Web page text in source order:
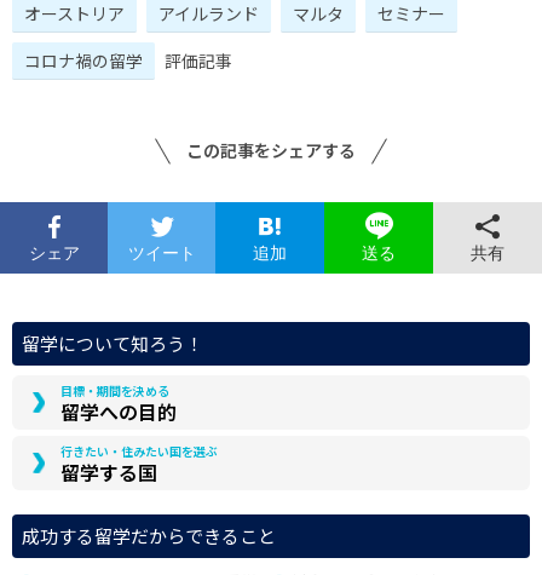
オーストリア
アイルランド マルタ
セミナー
コロナ禍の留学
評価記事
この記事をシェアする
シェア ツイート 追加 送る 共有
留学について知ろう！
目標・期間を決める
留学への目的
行きたい・住みたい国を選ぶ
留学する国
成功する留学だからできること